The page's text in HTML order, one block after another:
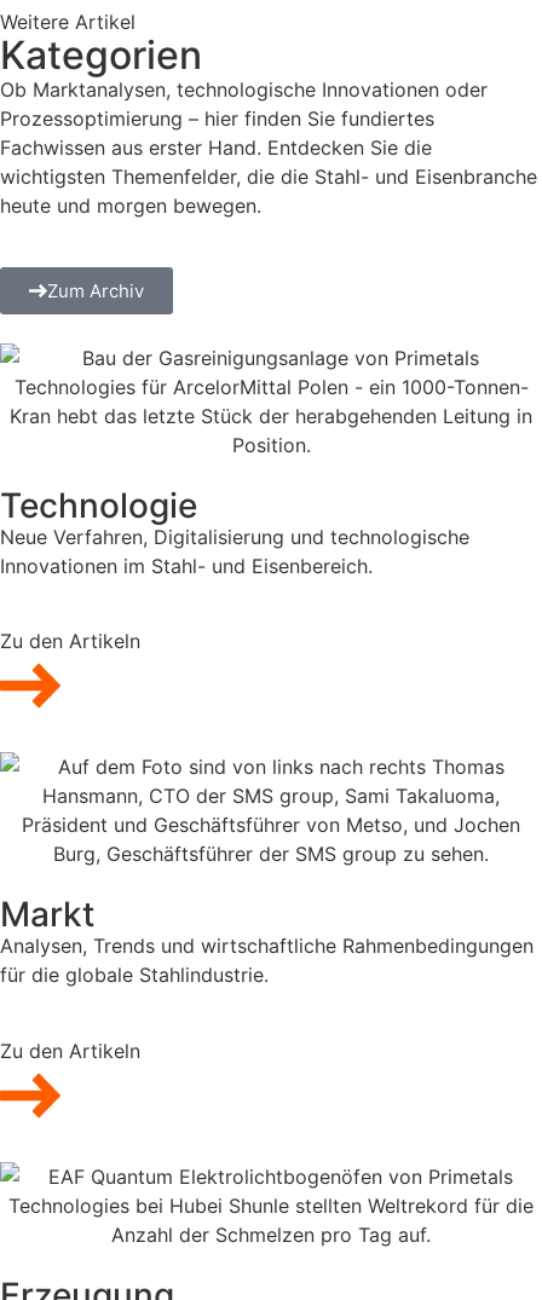
Weitere Artikel
Kategorien
Ob Marktanalysen, technologische Innovationen oder
Prozessoptimierung – hier finden Sie fundiertes
Fachwissen aus erster Hand. Entdecken Sie die
wichtigsten Themenfelder, die die Stahl- und Eisenbranche
heute und morgen bewegen.
Zum Archiv
Technologie
Neue Verfahren, Digitalisierung und technologische
Innovationen im Stahl- und Eisenbereich.
Zu den Artikeln
Markt
Analysen, Trends und wirtschaftliche Rahmenbedingungen
für die globale Stahlindustrie.
Zu den Artikeln